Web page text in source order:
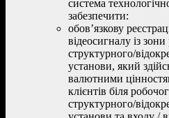
система
забезпечити:
обов’язкову
відеосигналу із
структурного/
установи, який
валютними
клієнтів біля
структурного/